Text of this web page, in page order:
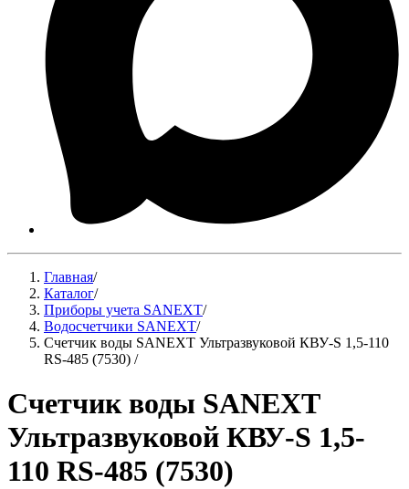
Главная/
Каталог/
Приборы учета SANEXT/
Водосчетчики SANEXT/
Счетчик воды SANEXT Ультразвуковой КВУ-S 1,5-110
RS-485 (7530) /
Счетчик воды SANEXT
Ультразвуковой КВУ-S 1,5-
110 RS-485 (7530)